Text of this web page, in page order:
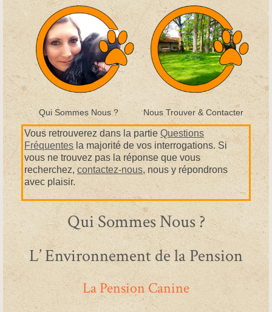
Qui Sommes Nous ? Nous Trouver & Contacter
Vous retrouverez dans la partieQuestions
Fréquentesla majorité de vos interrogations. Si
vous ne trouvez pas la réponse que vous
recherchez,contactez-nous, nous y répondrons
avec plaisir.
Qui Sommes Nous ?
L’ Environnement de la Pension
La Pension Canine